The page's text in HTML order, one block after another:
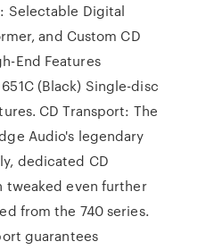
Selectable Digital
and Custom CD
End Features
(Black) Single-disc
CD Transport: The
Audio's legendary
dedicated CD
tweaked even further
from the 740 series.
guarantees